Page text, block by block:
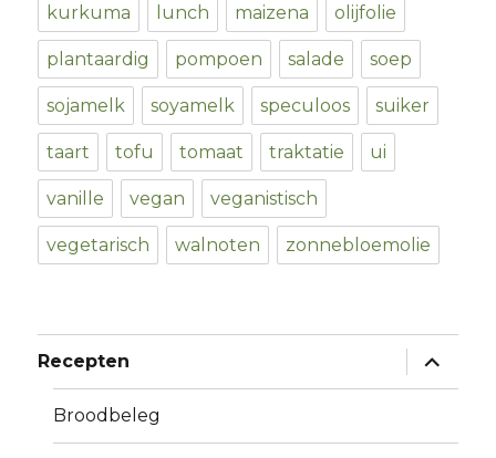
kurkuma lunch maizena olijfolie
plantaardig pompoen salade soep
sojamelk soyamelk speculoos suiker
taart tofu tomaat traktatie ui
vanille vegan veganistisch
vegetarisch walnoten zonnebloemolie
Recepten
expand
child
menu
Broodbeleg